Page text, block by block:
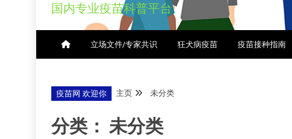
国内专业疫苗科普平台
立场文件/专家共识 狂犬病疫苗 疫苗接种指南
疫苗网 欢迎你 主页 未分类
分类： 未分类